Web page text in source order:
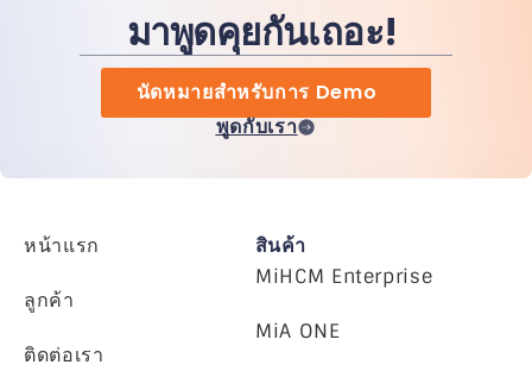
มาพูดคุยกันเถอะ!
นัดหมายสำหรับการ Demo
พูดกับเรา
หน้าแรก
ลูกค้า
ติดต่อเรา
สินค้า
MiHCM Enterprise
MiA ONE